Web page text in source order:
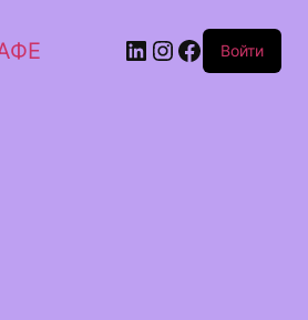
Войти